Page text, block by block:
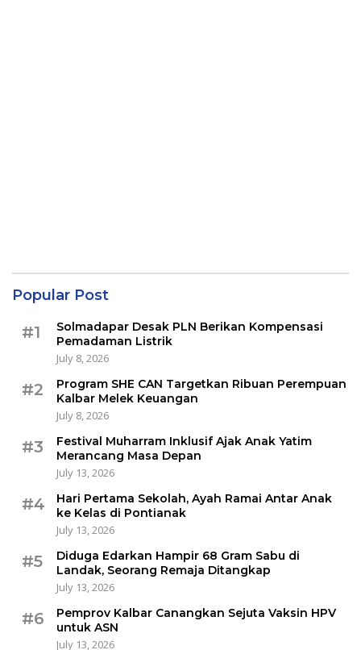
Popular Post
#1
Solmadapar Desak PLN Berikan Kompensasi
Pemadaman Listrik
July 8, 2026
#2
Program SHE CAN Targetkan Ribuan Perempuan
Kalbar Melek Keuangan
July 8, 2026
#3
Festival Muharram Inklusif Ajak Anak Yatim
Merancang Masa Depan
July 13, 2026
#4
Hari Pertama Sekolah, Ayah Ramai Antar Anak
ke Kelas di Pontianak
July 13, 2026
#5
Diduga Edarkan Hampir 68 Gram Sabu di
Landak, Seorang Remaja Ditangkap
July 13, 2026
#6
Pemprov Kalbar Canangkan Sejuta Vaksin HPV
untuk ASN
July 13, 2026